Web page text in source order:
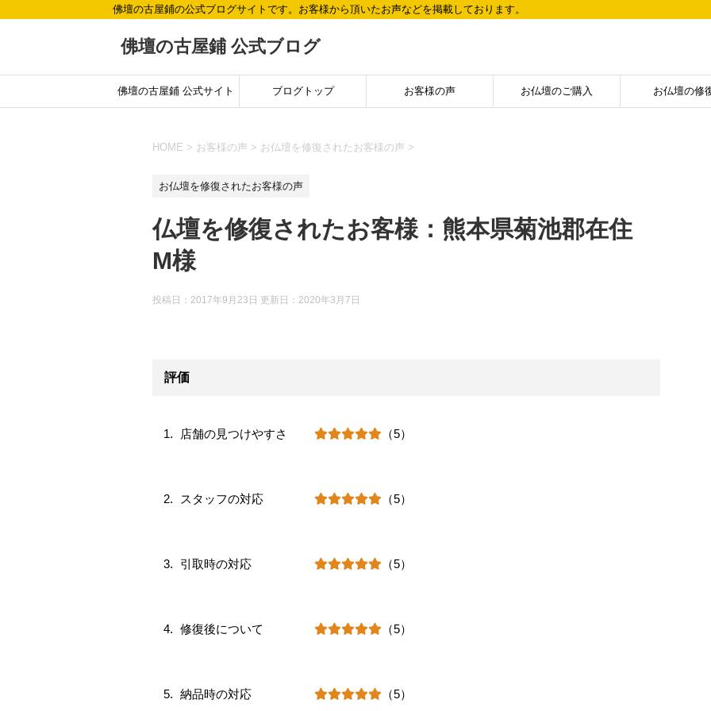
佛壇の古屋鋪の公式ブログサイトです。お客様から頂いたお声などを掲載しております。
佛壇の古屋鋪 公式ブログ
佛壇の古屋鋪 公式サイト ブログトップ お客様の声 お仏壇のご購入 お仏壇の修
HOME > お客様の声 > お仏壇を修復されたお客様の声 >
お仏壇を修復されたお客様の声
仏壇を修復されたお客様：熊本県菊池郡在住
M様
投稿日：2017年9月23日 更新日： 2020年3月7日
評価
店舗の見つけやすさ （5）
スタッフの対応 （5）
引取時の対応 （5）
修復後について （5）
納品時の対応 （5）